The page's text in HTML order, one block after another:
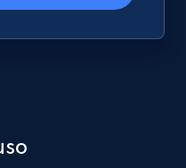
Comece agora